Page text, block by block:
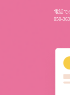
電話で
050-